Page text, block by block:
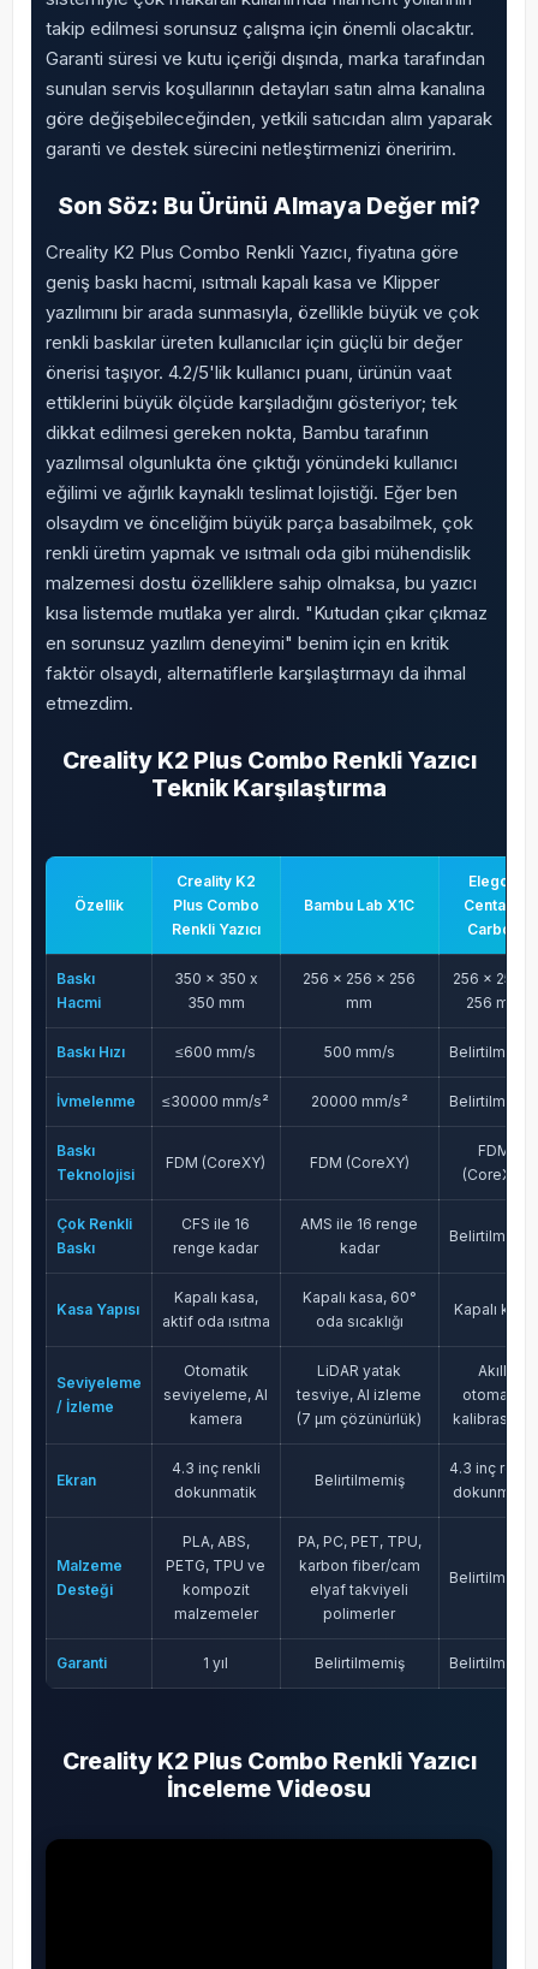
takip edilmesi sorunsuz çalışma için önemli olacaktır.
Garanti süresi ve kutu içeriği dışında, marka tarafından
sunulan servis koşullarının detayları satın alma kanalına
göre değişebileceğinden, yetkili satıcıdan alım yaparak
garanti ve destek sürecini netleştirmenizi öneririm.
Son Söz: Bu Ürünü Almaya Değer mi?
Creality K2 Plus Combo Renkli Yazıcı, fiyatına göre
geniş baskı hacmi, ısıtmalı kapalı kasa ve Klipper
yazılımını bir arada sunmasıyla, özellikle büyük ve çok
renkli baskılar üreten kullanıcılar için güçlü bir değer
önerisi taşıyor. 4.2/5'lik kullanıcı puanı, ürünün vaat
ettiklerini büyük ölçüde karşıladığını gösteriyor; tek
dikkat edilmesi gereken nokta, Bambu tarafının
yazılımsal olgunlukta öne çıktığı yönündeki kullanıcı
eğilimi ve ağırlık kaynaklı teslimat lojistiği. Eğer ben
olsaydım ve önceliğim büyük parça basabilmek, çok
renkli üretim yapmak ve ısıtmalı oda gibi mühendislik
malzemesi dostu özelliklere sahip olmaksa, bu yazıcı
kısa listemde mutlaka yer alırdı. "Kutudan çıkar çıkmaz
en sorunsuz yazılım deneyimi" benim için en kritik
faktör olsaydı, alternatiflerle karşılaştırmayı da ihmal
etmezdim.
Creality K2 Plus Combo Renkli Yazıcı
Teknik Karşılaştırma
Özellik
Creality K2
Plus Combo
Renkli Yazıcı
Bambu Lab X1C
Elegoo
Centauri
Carbon
Baskı
Hacmi
350 x 350 x
350 mm
256 x 256 x 256
mm
256 x 256 x
256 mm
Baskı Hızı ≤600 mm/s 500 mm/s Belirtilmemiş
İvmelenme ≤30000 mm/s² 20000 mm/s² Belirtilmemiş
Baskı
Teknolojisi
FDM (CoreXY) FDM (CoreXY)
FDM
(CoreXY)
Çok Renkli
Baskı
CFS ile 16
renge kadar
AMS ile 16 renge
kadar
Belirtilmemiş
Kasa Yapısı
Kapalı kasa,
aktif oda ısıtma
Kapalı kasa, 60°
oda sıcaklığı
Kapalı kasa
Seviyeleme
/ İzleme
Otomatik
seviyeleme, AI
kamera
LiDAR yatak
tesviye, AI izleme
(7 μm çözünürlük)
Akıllı
otomatik
kalibrasyon
Ekran
4.3 inç renkli
dokunmatik
Belirtilmemiş
4.3 inç renkli
dokunmatik
Malzeme
Desteği
PLA, ABS,
PETG, TPU ve
kompozit
malzemeler
PA, PC, PET, TPU,
karbon fiber/cam
elyaf takviyeli
polimerler
Belirtilmemiş
Garanti 1 yıl Belirtilmemiş Belirtilmemiş
Creality K2 Plus Combo Renkli Yazıcı
İnceleme Videosu